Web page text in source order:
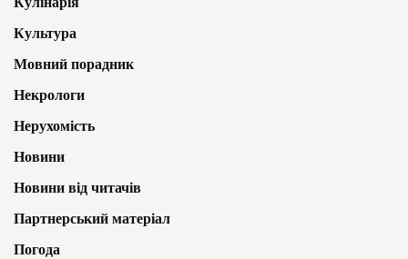
Культура
Мовний порадник
Некрологи
Нерухомість
Новини
Новини від читачів
Партнерський матеріал
Погода